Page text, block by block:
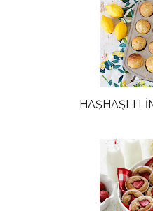
HAŞHAŞLI